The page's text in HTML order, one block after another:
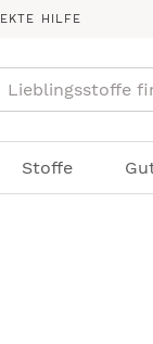
HILFE
Stoffe